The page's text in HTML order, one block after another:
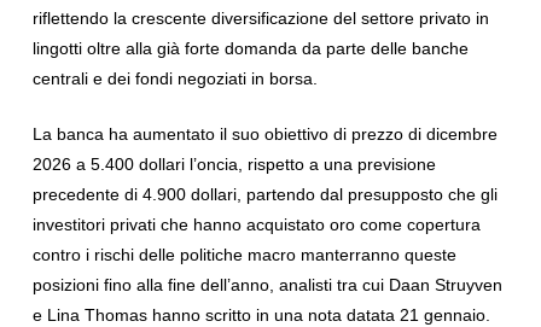
riflettendo la crescente diversificazione del settore privato in
lingotti oltre alla già forte domanda da parte delle banche
centrali e dei fondi negoziati in borsa.
La banca ha aumentato il suo obiettivo di prezzo di dicembre
2026 a 5.400 dollari l’oncia, rispetto a una previsione
precedente di 4.900 dollari, partendo dal presupposto che gli
investitori privati che hanno acquistato oro come copertura
contro i rischi delle politiche macro manterranno queste
posizioni fino alla fine dell’anno, analisti tra cui Daan Struyven
e Lina Thomas hanno scritto in una nota datata 21 gennaio.